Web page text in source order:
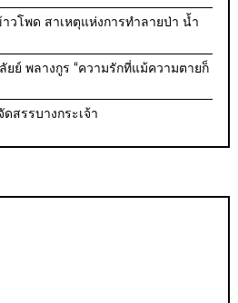
วโพด สาเหตุแห่งการทำลายป่า น้ำ
ยย์ พลางกูร “ความรักที่แม้ความตายก็
สรรบางกระเจ้า